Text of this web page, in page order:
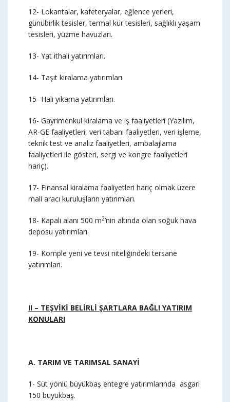
12- Lokantalar, kafeteryalar, eğlence yerleri,
günübirlik tesisler, termal kür tesisleri, sağlıklı yaşam
tesisleri, yüzme havuzları.
13- Yat ithali yatırımları.
14- Taşıt kiralama yatırımları.
15- Halı yıkama yatırımları.
16- Gayrimenkul kiralama ve iş faaliyetleri (Yazılım,
AR-GE faaliyetleri, veri tabanı faaliyetleri, veri işleme,
teknik test ve analiz faaliyetleri, ambalajlama
faaliyetleri ile gösteri, sergi ve kongre faaliyetleri
hariç).
17- Finansal kiralama faaliyetleri hariç olmak üzere
mali aracı kuruluşların yatırımları.
18- Kapalı alanı 500 m2’nin altında olan soğuk hava
deposu yatırımları.
19- Komple yeni ve tevsi niteliğindeki tersane
yatırımları.
II – TEŞVİKİ BELİRLİ ŞARTLARA BAĞLI YATIRIM
KONULARI
A. TARIM VE TARIMSAL SANAYİ
1- Süt yönlü büyükbaş entegre yatırımlarında asgari
150 büyükbaş.